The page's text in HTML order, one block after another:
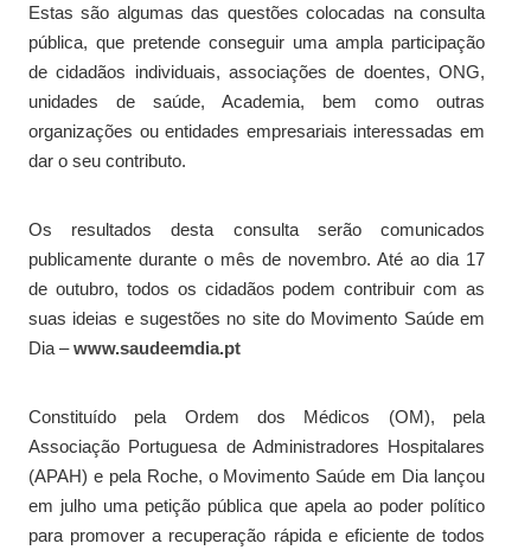
Estas são algumas das questões colocadas na consulta
pública, que pretende conseguir uma ampla participação
de cidadãos individuais, associações de doentes, ONG,
unidades de saúde, Academia, bem como outras
organizações ou entidades empresariais interessadas em
dar o seu contributo.
Os resultados desta consulta serão comunicados
publicamente durante o mês de novembro. Até ao dia 17
de outubro, todos os cidadãos podem contribuir com as
suas ideias e sugestões no site do Movimento Saúde em
Dia –www.saudeemdia.pt
Constituído pela Ordem dos Médicos (OM), pela
Associação Portuguesa de Administradores Hospitalares
(APAH) e pela Roche, o Movimento Saúde em Dia lançou
em julho uma petição pública que apela ao poder político
para promover a recuperação rápida e eficiente de todos